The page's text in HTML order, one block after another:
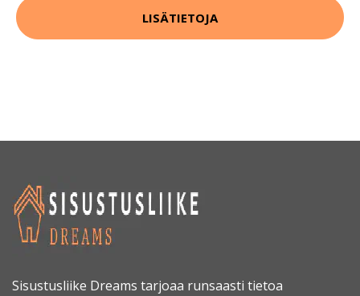
LISÄTIETOJA
Sisustusliike Dreams tarjoaa runsaasti tietoa